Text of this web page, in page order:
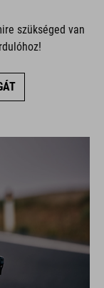
szükséged van